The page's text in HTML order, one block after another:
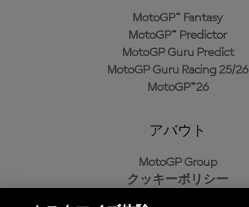
MotoGP™ Fantasy
MotoGP™ Predictor
MotoGP Guru Predict
MotoGP Guru Racing 25/26
MotoGP™26
アバウト
MotoGP Group
クッキーポリシー